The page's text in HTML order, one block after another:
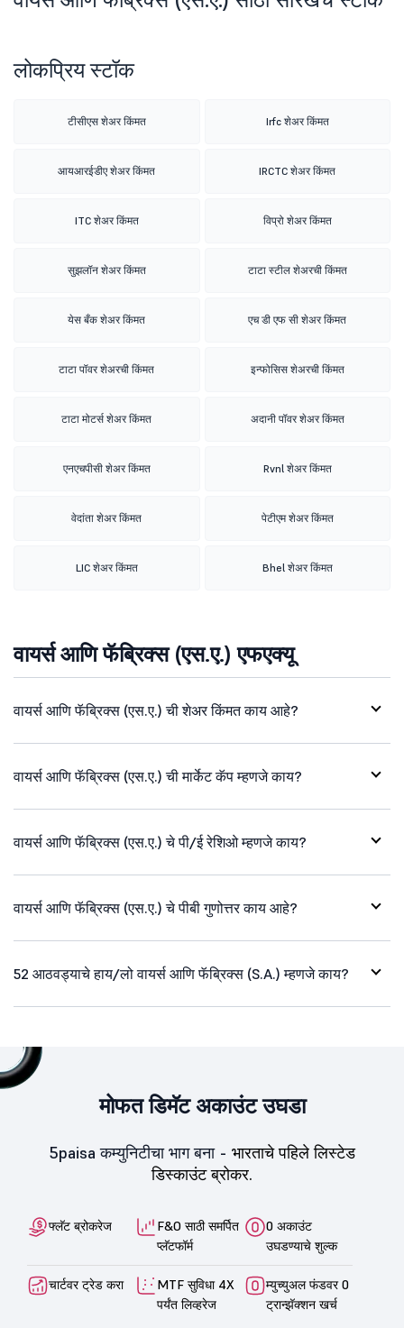
लोकप्रिय स्टॉक
टीसीएस शेअर किंमत Irfc शेअर किंमत
आयआरईडीए शेअर किंमत IRCTC शेअर किंमत
ITC शेअर किंमत विप्रो शेअर किंमत
सुझलॉन शेअर किंमत टाटा स्टील शेअरची किंमत
येस बँक शेअर किंमत एच डी एफ सी शेअर किंमत
टाटा पॉवर शेअरची किंमत इन्फोसिस शेअरची किंमत
टाटा मोटर्स शेअर किंमत अदानी पॉवर शेअर किंमत
एनएचपीसी शेअर किंमत Rvnl शेअर किंमत
वेदांता शेअर किंमत पेटीएम शेअर किंमत
LIC शेअर किंमत Bhel शेअर किंमत
वायर्स आणि फॅब्रिक्स (एस.ए.) एफएक्यू
वायर्स आणि फॅब्रिक्स (एस.ए.) ची शेअर किंमत काय आहे?
वायर्स आणि फॅब्रिक्स (एस.ए.) ची मार्केट कॅप म्हणजे काय?
वायर्स आणि फॅब्रिक्स (एस.ए.) चे पी/ई रेशिओ म्हणजे काय?
वायर्स आणि फॅब्रिक्स (एस.ए.) चे पीबी गुणोत्तर काय आहे?
52 आठवड्याचे हाय/लो वायर्स आणि फॅब्रिक्स (S.A.) म्हणजे काय?
मोफत डिमॅट अकाउंट उघडा
5paisa कम्युनिटीचा भाग बना - भारताचे पहिले लिस्टेड
डिस्काउंट ब्रोकर.
फ्लॅट ब्रोकरेज
F&O साठी समर्पित
प्लॅटफॉर्म
0 अकाउंट
उघडण्याचे शुल्क
चार्टवर ट्रेड करा
MTF सुविधा 4X
पर्यंत लिव्हरेज
म्युच्युअल फंडवर 0
ट्रान्झॅक्शन खर्च